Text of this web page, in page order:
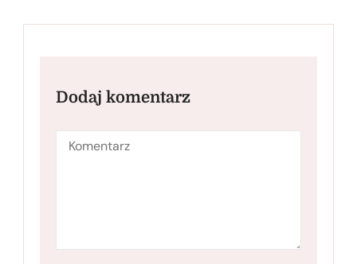
Dodaj komentarz